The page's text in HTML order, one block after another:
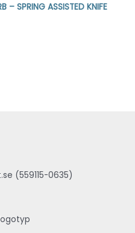
– SPRING ASSISTED KNIFE
(559115-0635)